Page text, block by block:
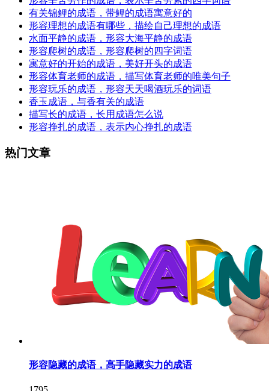
有关锦鲤的成语，带鲤的成语寓意好的
形容理想的成语有哪些，描绘自己理想的成语
水面平静的成语，形容大海平静的成语
形容爬树的成语，形容爬树的四字词语
寓意好的开始的成语，美好开头的成语
形容体育老师的成语，描写体育老师的唯美句子
形容玩乐的成语，形容天天喝酒玩乐的词语
香玉成语，与香有关的成语
描写长的成语，长用成语怎么说
形容挣扎的成语，表示内心挣扎的成语
热门文章
形容隐藏的成语，高手隐藏实力的成语